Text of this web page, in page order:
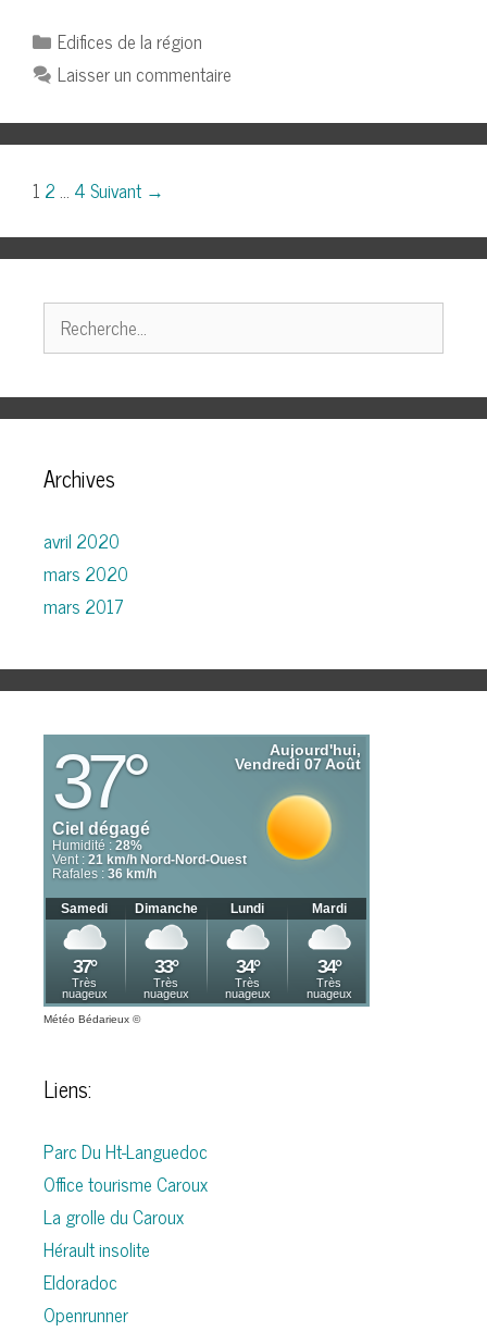
Catégories
Edifices de la région
Laisser un commentaire
Navigation
articles
1 2… 4Suivant →
Rechercher :
Archives
avril 2020
mars 2020
mars 2017
Météo Bédarieux ©
Liens:
Parc Du Ht-Languedoc
Office tourisme Caroux
La grolle du Caroux
Hérault insolite
Eldoradoc
Openrunner